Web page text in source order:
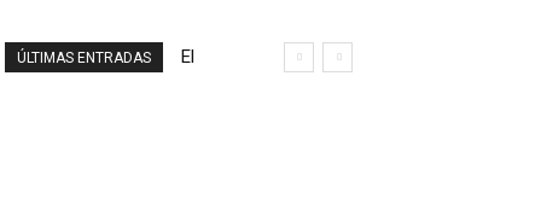
ÚLTIMAS ENTRADAS
El